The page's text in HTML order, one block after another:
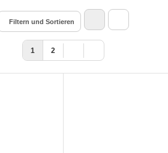
Filtern und Sortieren
1 2